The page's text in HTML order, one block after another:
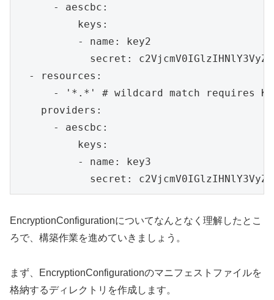
      - aescbc:
          keys:
          - name: key2
secret:
  - resources:
- '*.*' # wildcard match requires
    providers:
      - aescbc:
          keys:
          - name: key3
secret:
EncryptionConfigurationについてなんとなく理解したとこ
ろで、構築作業を進めていきましょう。
まず、EncryptionConfigurationのマニフェストファイルを
格納するディレクトリを作成します。